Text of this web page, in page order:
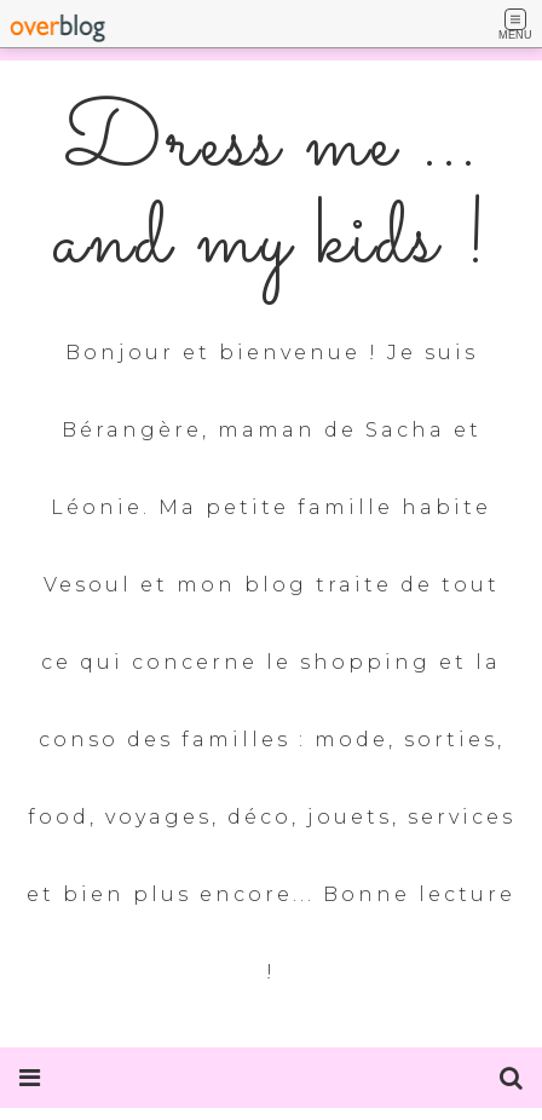
MENU
Dress me ...
and my kids !
Bonjour et bienvenue ! Je suis
Bérangère, maman de Sacha et
Léonie. Ma petite famille habite
Vesoul et mon blog traite de tout
ce qui concerne le shopping et la
conso des familles : mode, sorties,
food, voyages, déco, jouets, services
et bien plus encore... Bonne lecture
!